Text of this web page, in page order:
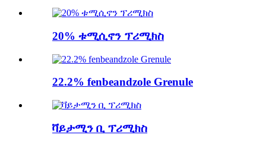
20% ቱሚሲኖን ፕሪሚክስ
22.2% fenbeandzole Grenule
ቫይታሚን ቢ ፕሪሚክስ